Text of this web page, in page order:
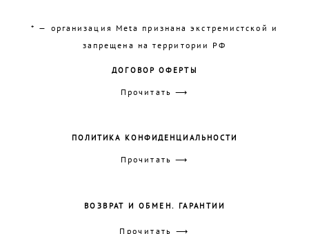
* — организация Meta признана экстремистской и
запрещена на территории РФ
ДОГОВОР ОФЕРТЫ
Прочитать ⟶
ПОЛИТИКА КОНФИДЕНЦИАЛЬНОСТИ
Прочитать ⟶
ВОЗВРАТ И ОБМЕН. ГАРАНТИИ
Прочитать ⟶